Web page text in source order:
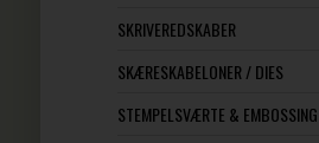
SKRIVEREDSKABER
SKÆRESKABELONER / DIES
STEMPELSVÆRTE & EMBOSSING